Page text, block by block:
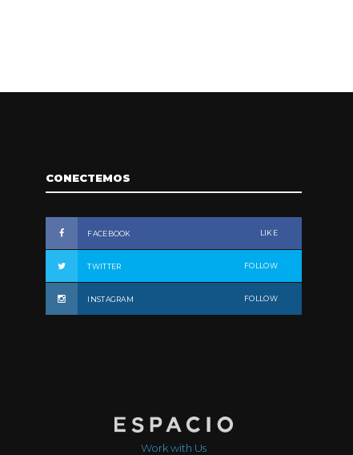
CONECTEMOS
FACEBOOK LIKE
TWITTER FOLLOW
INSTAGRAM FOLLOW
Work with Us